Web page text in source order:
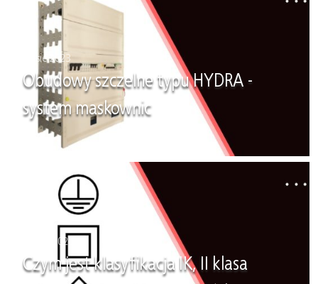
30 sie 2023
Obudowy szczelne typu HYDRA -
system maskownic
23 maj 2023
Czym jest klasyfikacja IK, II klasa